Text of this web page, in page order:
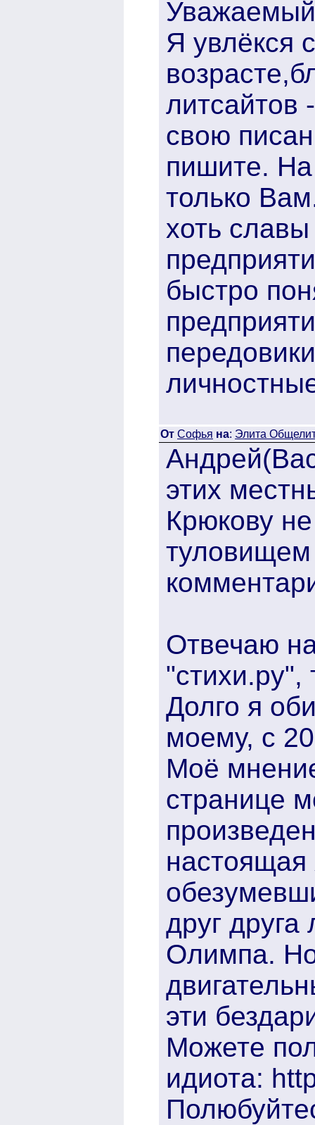
Я увлёкся
литсайтов
свою
пишите.
только
хоть
быстро
От Софья на: Элита
этих
Крюкову
туловищем
Отвечаю
"стихи.ру",
Долго я
моему, с
Моё
странице
настоящая
друг
Олимпа. Но
эти
Можете
идиота: